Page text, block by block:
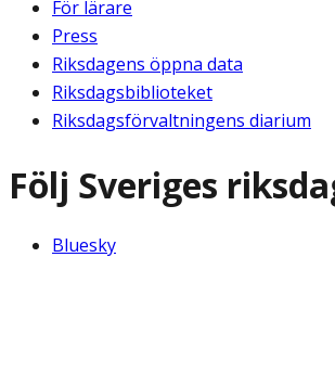
För lärare
Press
Riksdagens öppna data
Riksdagsbiblioteket
Riksdagsförvaltningens diarium
Följ Sveriges
Bluesky